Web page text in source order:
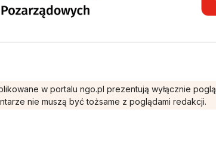
w portalu ngo.pl prezentują wyłącznie
nie muszą być tożsame z poglądami redakcji.